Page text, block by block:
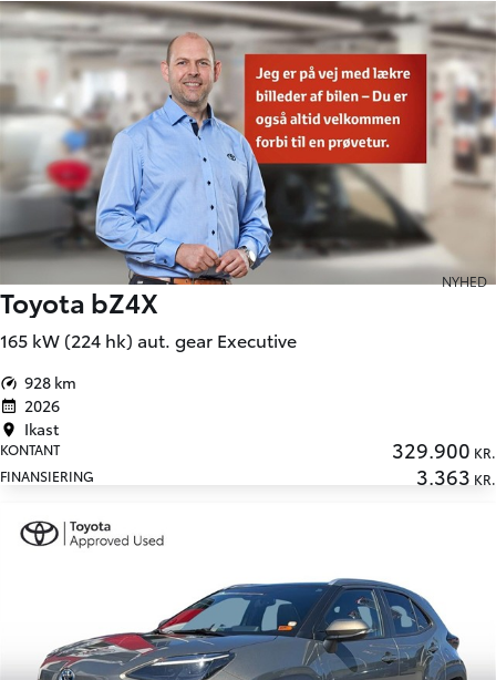
NYHED
Toyota bZ4X
165 kW (224 hk) aut. gear Executive
928 km
2026
Ikast
KONTANT 329.900 KR.
FINANSIERING
3.363 KR.